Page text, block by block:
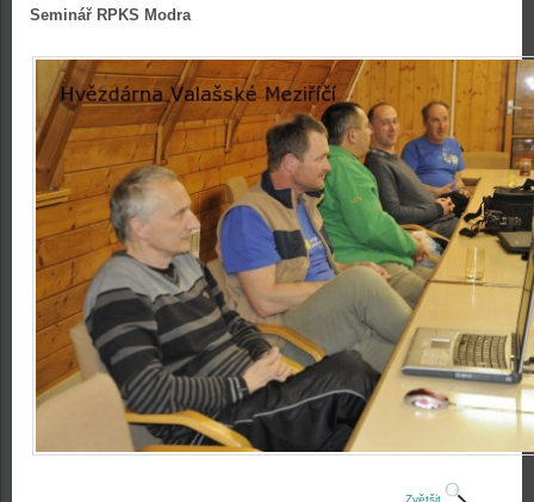
Seminář RPKS Modra
Zvětšit